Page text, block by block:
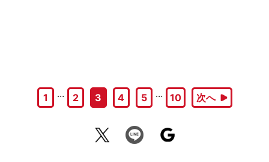
1 … 2 3 4 5 … 10 次へ